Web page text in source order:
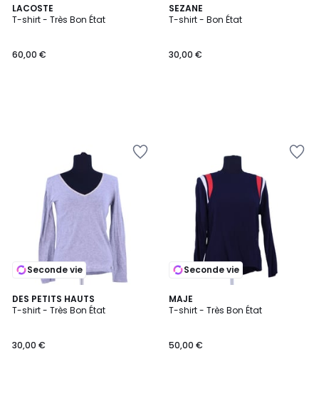
LACOSTE
T-shirt - Très Bon État
60,00 €
SEZANE
T-shirt - Bon État
30,00 €
Seconde vie
DES PETITS HAUTS
T-shirt - Très Bon État
30,00 €
Seconde vie
MAJE
T-shirt - Très Bon État
50,00 €